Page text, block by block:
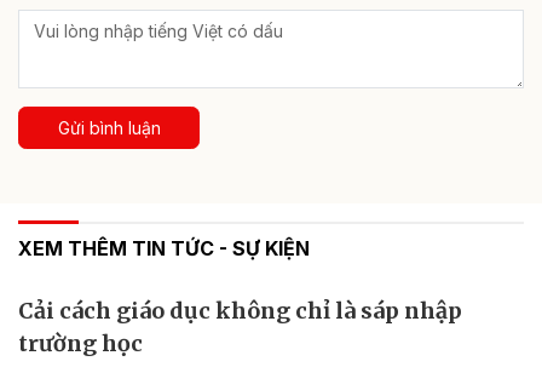
Gửi bình luận
XEM THÊM TIN TỨC - SỰ KIỆN
Cải cách giáo dục không chỉ là sáp nhập
trường học